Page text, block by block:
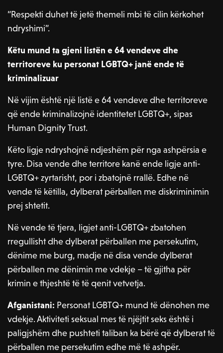
“Respekti duhet të jetë themeli mbi të cilin kërkohet
ndryshimi”.
Këtu mund ta gjeni listën e 64 vendeve dhe
territoreve ku personat LGBTQ+ janë ende të
kriminalizuar
Në vijim është një listë e 64 vendeve dhe territoreve
që ende kriminalizojnë identitetet LGBTQ+, sipas
Human Dignity Trust.
Këto ligje ndryshojnë ndjeshëm për nga ashpërsia e
tyre. Disa vende dhe territore kanë ende ligje anti-
LGBTQ+ zyrtarisht, por i zbatojnë rrallë. Edhe në
vende të këtilla, dylberat përballen me diskriminimin
prej shtetit.
Në vende të tjera, ligjet anti-LGBTQ+ zbatohen
rregullisht dhe dylberat përballen me persekutim,
dënime me burg, madje në disa vende dylberat
përballen me dënimin me vdekje – të gjitha për
krimin e thjeshtë të të qenit vetvetja.
Afganistani: Personat LGBTQ+ mund të dënohen me
vdekje. Aktiviteti seksual mes të njëjtit seks është i
paligjshëm dhe pushteti taliban ka bërë që dylberat të
përballen me persekutim edhe më të ashpër.